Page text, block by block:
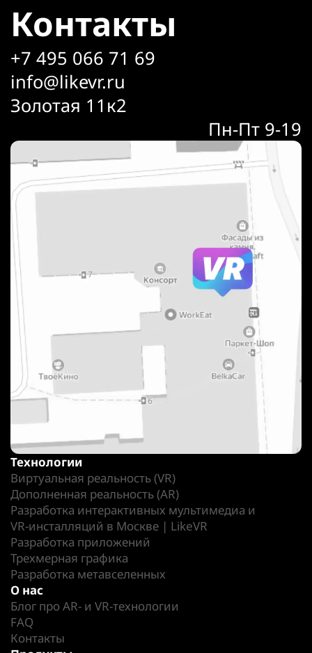
Контакты
+7 495 066 71 69
info@likevr.ru
Золотая 11к2
Пн-Пт 9-19
Технологии
Виртуальная реальность (VR)
Дополненная реальность (AR)
Разработка интерактивных мультимедиа и
VR-инсталляций в Москве | LikeVR
Разработка приложений
Трехмерная графика
Разработка метавселенных
О нас
Блог про AR- и VR-технологии
FAQ
Контакты